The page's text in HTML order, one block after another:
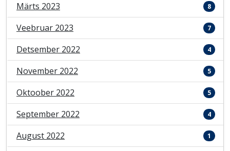
Märts 2023 8
Veebruar 2023 7
Detsember 2022 4
November 2022 5
Oktoober 2022 5
September 2022 4
August 2022 1